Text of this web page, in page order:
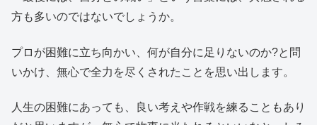
方も多いのではないでしょうか。
プロが困難に立ち向かい、何が自分に足りないのか?と問
いかけ、無心で全力を尽くされたことを思い出します。
人生の困難にあっても、良い考えや作戦を練ることもあり